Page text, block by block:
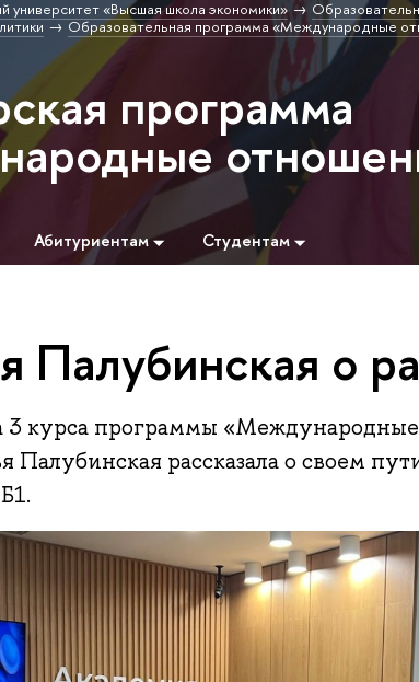
университет «Высшая школа экономики»
Образовательная программа «Международные
программа
Абитуриентам Студентам
Палубинская о
3 курса программы
рассказала о своем